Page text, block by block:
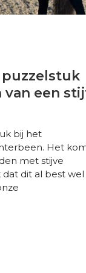
van een
bij het
Het
met stijve
dat dit al best wel